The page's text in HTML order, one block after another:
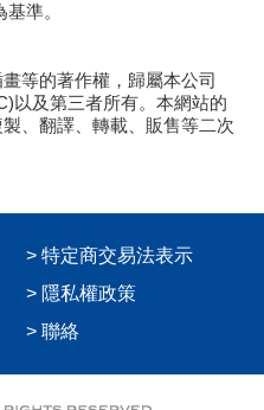
準。
等的著作權，歸屬本公司
以及第三者所有。本網站的
、翻譯、轉載、販售等二次
> 特定商交易法表示
> 隱私權政策
> 聯絡